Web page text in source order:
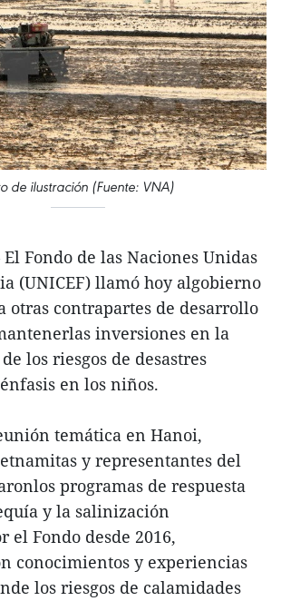
de ilustración (Fuente: VNA)
Fondo de las Naciones Unidas
(UNICEF) llamó hoy algobierno
otras contrapartes de desarrollo
inversiones en la
los riesgos de desastres
en los niños.
temática en Hanoi,
y representantes del
programas de respuesta
y la salinización
el Fondo desde 2016,
conocimientos y experiencias
los riesgos de calamidades